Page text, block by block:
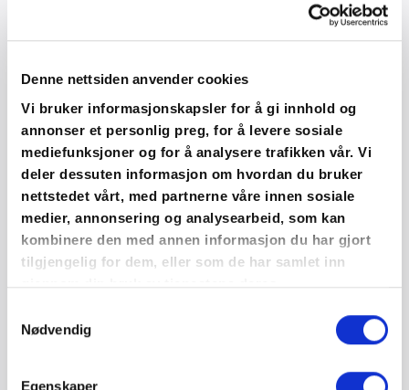
Denne nettsiden anvender cookies
Vi bruker informasjonskapsler for å gi innhold og
annonser et personlig preg, for å levere sosiale
mediefunksjoner og for å analysere trafikken vår. Vi
deler dessuten informasjon om hvordan du bruker
nettstedet vårt, med partnerne våre innen sosiale
medier, annonsering og analysearbeid, som kan
kombinere den med annen informasjon du har gjort
tilgjengelig for dem, eller som de har samlet inn
gjennom din bruk av tjenestene deres.
Nødvendig
Egenskaper
fargepaletter. Les mer om Christina her